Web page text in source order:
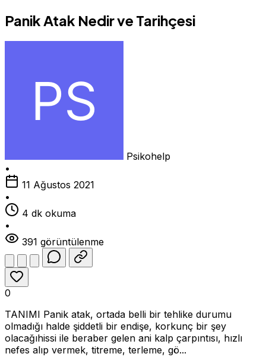
Panik Atak Nedir ve Tarihçesi
Psikohelp
•
11 Ağustos 2021
•
4 dk okuma
•
391 görüntülenme
0
TANIMI Panik atak, ortada belli bir tehlike durumu
olmadığı halde şiddetli bir endişe, korkunç bir şey
olacağıhissi ile beraber gelen ani kalp çarpıntısı, hızlı
nefes alıp vermek, titreme, terleme, gö...